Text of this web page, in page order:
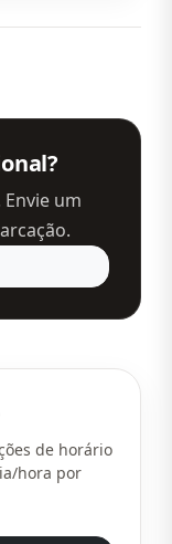
um
de horário
hora por